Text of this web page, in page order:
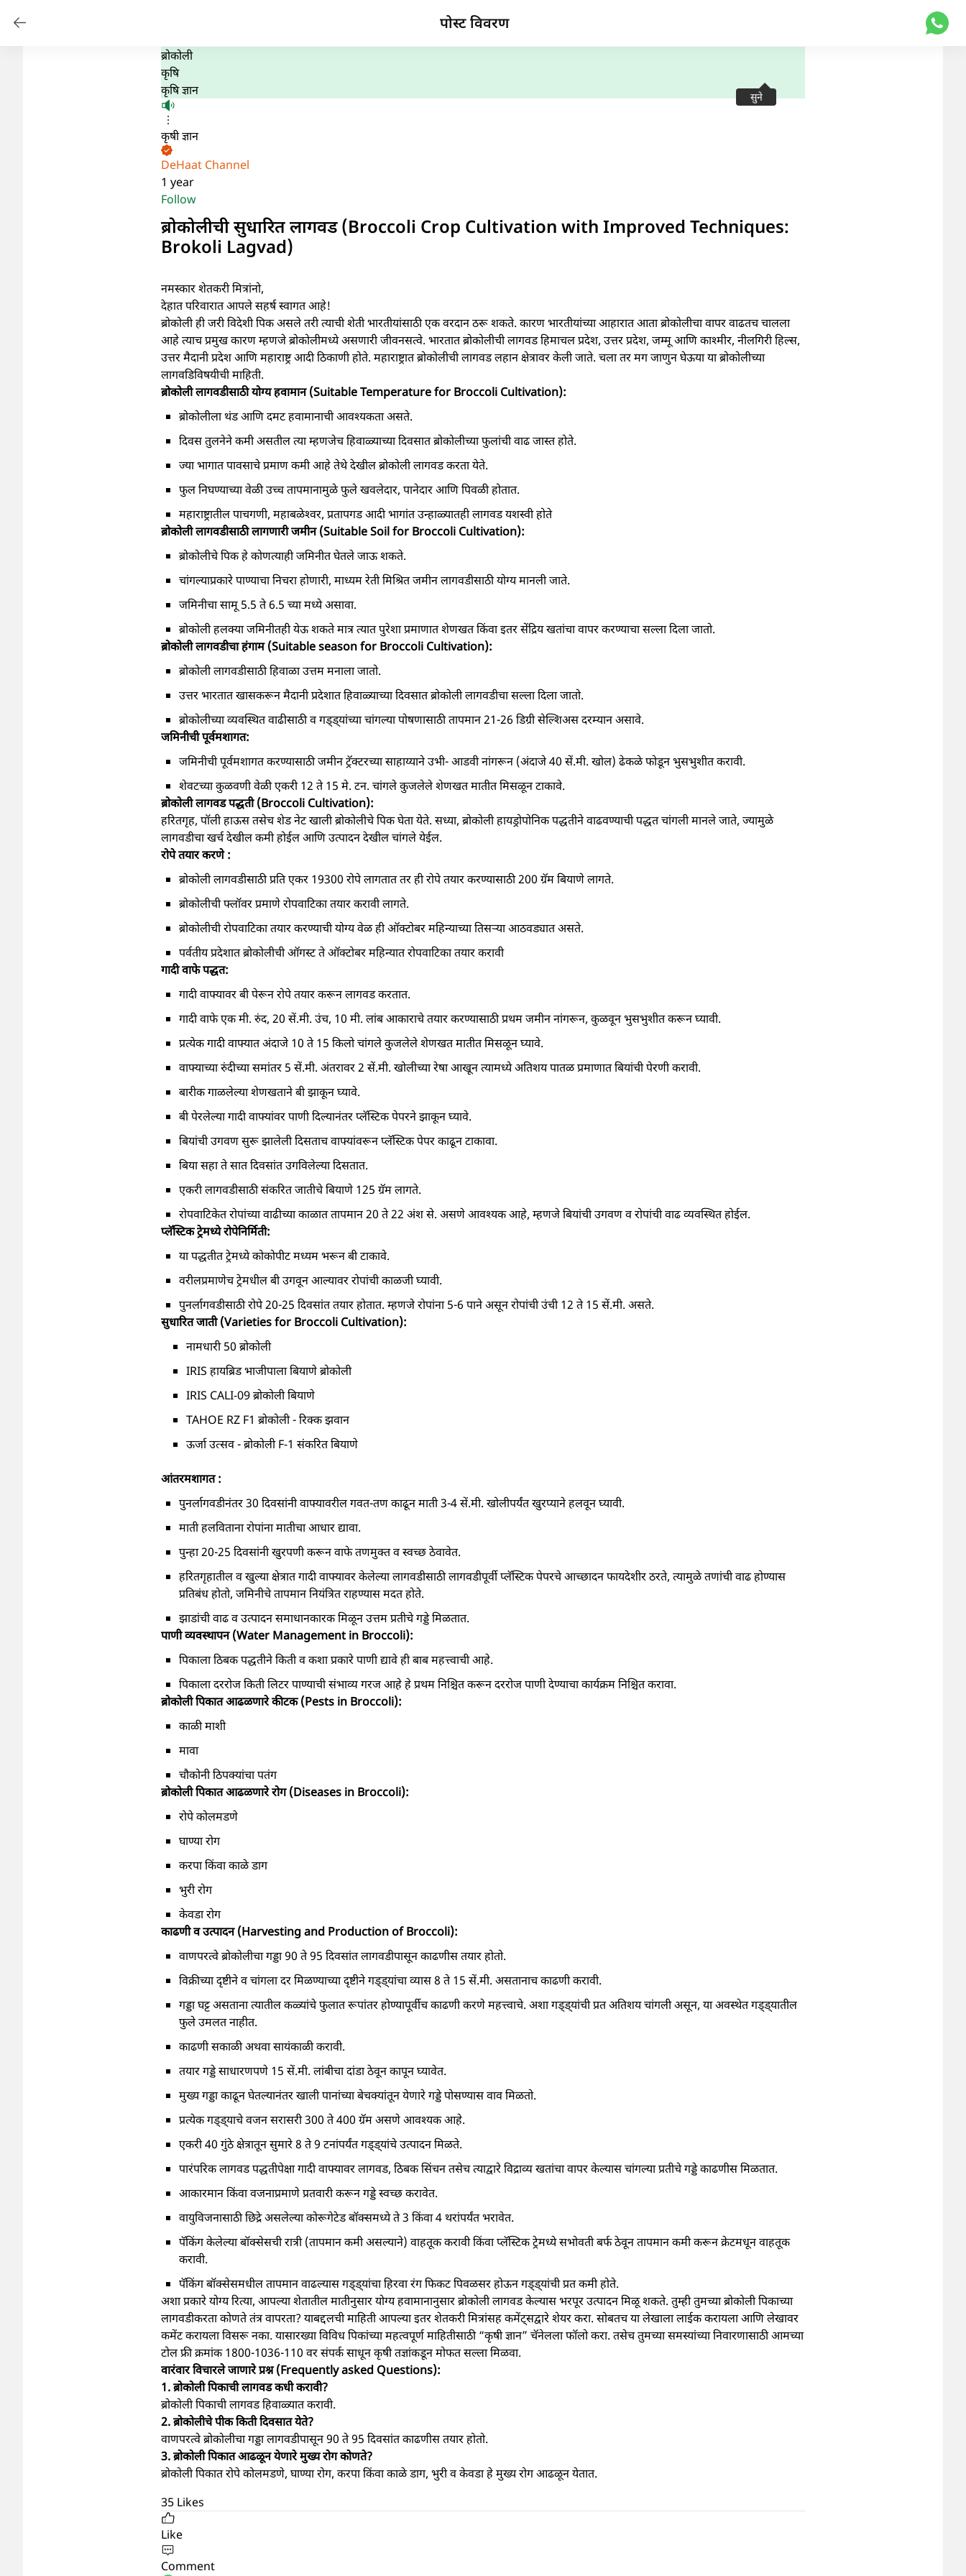
पोस्ट विवरण
सुने
ब्रोकोली
कृषि
कृषि ज्ञान
कृषी ज्ञान
DeHaat Channel
1 year
Follow
ब्रोकोलीची सुधारित लागवड (Broccoli Crop Cultivation with Improved Techniques:
Brokoli Lagvad)
नमस्कार शेतकरी मित्रांनो,
देहात परिवारात आपले सहर्ष स्वागत आहे!
ब्रोकोली ही जरी विदेशी पिक असले तरी त्याची शेती भारतीयांसाठी एक वरदान ठरू शकते. कारण भारतीयांच्या आहारात आता ब्रोकोलीचा वापर वाढतच चालला
आहे त्याच प्रमुख कारण म्हणजे ब्रोकोलीमध्ये असणारी जीवनसत्वे. भारतात ब्रोकोलीची लागवड हिमाचल प्रदेश, उत्तर प्रदेश, जम्मू आणि काश्‍मीर, नीलगिरी हिल्स,
उत्तर मैदानी प्रदेश आणि महाराष्ट्र आदी ठिकाणी होते. महाराष्ट्रात ब्रोकोलीची लागवड लहान क्षेत्रावर केली जाते. चला तर मग जाणुन घेऊया या ब्रोकोलीच्या
लागवडिविषयीची माहिती.
ब्रोकोली लागवडीसाठी योग्य हवामान (Suitable Temperature for Broccoli Cultivation):
ब्रोकोलीला थंड आणि दमट हवामानाची आवश्यकता असते.
दिवस तुलनेने कमी असतील त्या म्हणजेच हिवाळ्याच्या दिवसात ब्रोकोलीच्या फुलांची वाढ जास्त होते.
ज्या भागात पावसाचे प्रमाण कमी आहे तेथे देखील ब्रोकोली लागवड करता येते.
फुल निघण्याच्या वेळी उच्च तापमानामुळे फुले खवलेदार, पानेदार आणि पिवळी होतात.
महाराष्ट्रातील पाचगणी, महाबळेश्‍वर, प्रतापगड आदी भागांत उन्हाळ्यातही लागवड यशस्वी होते
ब्रोकोली लागवडीसाठी लागणारी जमीन (Suitable Soil for Broccoli Cultivation):
ब्रोकोलीचे पिक हे कोणत्याही जमिनीत घेतले जाऊ शकते.
चांगल्याप्रकारे पाण्याचा निचरा होणारी, माध्यम रेती मिश्रित जमीन लागवडीसाठी योग्य मानली जाते.
जमिनीचा सामू 5.5 ते 6.5 च्या मध्ये असावा.
ब्रोकोली हलक्या जमिनीतही येऊ शकते मात्र त्यात पुरेशा प्रमाणात शेणखत किंवा इतर सेंद्रिय खतांचा वापर करण्याचा सल्ला दिला जातो.
ब्रोकोली लागवडीचा हंगाम (Suitable season for Broccoli Cultivation):
ब्रोकोली लागवडीसाठी हिवाळा उत्तम मनाला जातो.
उत्तर भारतात खासकरून मैदानी प्रदेशात हिवाळ्याच्या दिवसात ब्रोकोली लागवडीचा सल्ला दिला जातो.
ब्रोकोलीच्या व्यवस्थित वाढीसाठी व गड्ड्यांच्या चांगल्या पोषणासाठी तापमान 21-26 डिग्री सेल्शिअस दरम्यान असावे.
जमिनीची पूर्वमशागत:
जमिनीची पूर्वमशागत करण्यासाठी जमीन ट्रॅक्‍टरच्या साहाय्याने उभी- आडवी नांगरून (अंदाजे 40 सें.मी. खोल) ढेकळे फोडून भुसभुशीत करावी.
शेवटच्या कुळवणी वेळी एकरी 12 ते 15 मे. टन. चांगले कुजलेले शेणखत मातीत मिसळून टाकावे.
ब्रोकोली लागवड पद्धती (Broccoli Cultivation):
हरितगृह, पॉली हाऊस तसेच शेड नेट खाली ब्रोकोलीचे पिक घेता येते. सध्या, ब्रोकोली हायड्रोपोनिक पद्धतीने वाढवण्याची पद्धत चांगली मानले जाते, ज्यामुळे
लागवडीचा खर्च देखील कमी होईल आणि उत्पादन देखील चांगले येईल.
रोपे तयार करणे :
ब्रोकोली लागवडीसाठी प्रति एकर 19300 रोपे लागतात तर ही रोपे तयार करण्यासाठी 200 ग्रॅम बियाणे लागते.
ब्रोकोलीची फ्लॉवर प्रमाणे रोपवाटिका तयार करावी लागते.
ब्रोकोलीची रोपवाटिका तयार करण्याची योग्य वेळ ही ऑक्टोबर महिन्याच्या तिसऱ्या आठवड्यात असते.
पर्वतीय प्रदेशात ब्रोकोलीची ऑगस्ट ते ऑक्टोबर महिन्यात रोपवाटिका तयार करावी
गादी वाफे पद्धत:
गादी वाफ्यावर बी पेरून रोपे तयार करून लागवड करतात.
गादी वाफे एक मी. रुंद, 20 सें.मी. उंच, 10 मी. लांब आकाराचे तयार करण्यासाठी प्रथम जमीन नांगरून, कुळवून भुसभुशीत करून घ्यावी.
प्रत्येक गादी वाफ्यात अंदाजे 10 ते 15 किलो चांगले कुजलेले शेणखत मातीत मिसळून घ्यावे.
वाफ्याच्या रुंदीच्या समांतर 5 सें.मी. अंतरावर 2 सें.मी. खोलीच्या रेषा आखून त्यामध्ये अतिशय पातळ प्रमाणात बियांची पेरणी करावी.
बारीक गाळलेल्या शेणखताने बी झाकून घ्यावे.
बी पेरलेल्या गादी वाफ्यांवर पाणी दिल्यानंतर प्लॅस्टिक पेपरने झाकून घ्यावे.
बियांची उगवण सुरू झालेली दिसताच वाफ्यांवरून प्लॅस्टिक पेपर काढून टाकावा.
बिया सहा ते सात दिवसांत उगविलेल्या दिसतात.
एकरी लागवडीसाठी संकरित जातीचे बियाणे 125 ग्रॅम लागते.
रोपवाटिकेत रोपांच्या वाढीच्या काळात तापमान 20 ते 22 अंश से. असणे आवश्‍यक आहे, म्हणजे बियांची उगवण व रोपांची वाढ व्यवस्थित होईल.
प्लॅस्टिक ट्रेमध्ये रोपेनिर्मिती:
या पद्धतीत ट्रेमध्ये कोकोपीट मध्यम भरून बी टाकावे.
वरीलप्रमाणेच ट्रेमधील बी उगवून आल्यावर रोपांची काळजी घ्यावी.
पुनर्लागवडीसाठी रोपे 20-25 दिवसांत तयार होतात. म्हणजे रोपांना 5-6 पाने असून रोपांची उंची 12 ते 15 सें.मी. असते.
सुधारित जाती (Varieties for Broccoli Cultivation):
नामधारी 50 ब्रोकोली
IRIS हायब्रिड भाजीपाला बियाणे ब्रोकोली
IRIS CALI-09 ब्रोकोली बियाणे
TAHOE RZ F1 ब्रोकोली - रिक्क झवान
ऊर्जा उत्सव - ब्रोकोली F-1 संकरित बियाणे
आंतरमशागत :
पुनर्लागवडीनंतर 30 दिवसांनी वाफ्यावरील गवत-तण काढून माती 3-4 सें.मी. खोलीपर्यंत खुरप्याने हलवून घ्यावी.
माती हलविताना रोपांना मातीचा आधार द्यावा.
पुन्हा 20-25 दिवसांनी खुरपणी करून वाफे तणमुक्त व स्वच्छ ठेवावेत.
हरितगृहातील व खुल्या क्षेत्रात गादी वाफ्यावर केलेल्या लागवडीसाठी लागवडीपूर्वी प्लॅस्टिक पेपरचे आच्छादन फायदेशीर ठरते, त्यामुळे तणांची वाढ होण्यास
प्रतिबंध होतो, जमिनीचे तापमान नियंत्रित राहण्यास मदत होते.
झाडांची वाढ व उत्पादन समाधानकारक मिळून उत्तम प्रतीचे गड्डे मिळतात.
पाणी व्यवस्थापन (Water Management in Broccoli):
पिकाला ठिबक पद्धतीने किती व कशा प्रकारे पाणी द्यावे ही बाब महत्त्वाची आहे.
पिकाला दररोज किती लिटर पाण्याची संभाव्य गरज आहे हे प्रथम निश्चित करून दररोज पाणी देण्याचा कार्यक्रम निश्चित करावा.
ब्रोकोली पिकात आढळणारे कीटक (Pests in Broccoli):
काळी माशी
मावा
चौकोनी ठिपक्यांचा पतंग
ब्रोकोली पिकात आढळणारे रोग (Diseases in Broccoli):
रोपे कोलमडणे
घाण्या रोग
करपा किंवा काळे डाग
भुरी रोग
केवडा रोग
काढणी व उत्पादन (Harvesting and Production of Broccoli):
वाणपरत्वे ब्रोकोलीचा गड्डा 90 ते 95 दिवसांत लागवडीपासून काढणीस तयार होतो.
विक्रीच्या दृष्टीने व चांगला दर मिळण्याच्या दृष्टीने गड्ड्यांचा व्यास 8 ते 15 सें.मी. असतानाच काढणी करावी.
गड्डा घट्ट असताना त्यातील कळ्यांचे फुलात रूपांतर होण्यापूर्वीच काढणी करणे महत्त्वाचे. अशा गड्ड्यांची प्रत अतिशय चांगली असून, या अवस्थेत गड्ड्यातील
फुले उमलत नाहीत.
काढणी सकाळी अथवा सायंकाळी करावी.
तयार गड्डे साधारणपणे 15 सें.मी. लांबीचा दांडा ठेवून कापून घ्यावेत.
मुख्य गड्डा काढून घेतल्यानंतर खाली पानांच्या बेचक्‍यांतून येणारे गड्डे पोसण्यास वाव मिळतो.
प्रत्येक गड्ड्याचे वजन सरासरी 300 ते 400 ग्रॅम असणे आवश्‍यक आहे.
एकरी 40 गुंठे क्षेत्रातून सुमारे 8 ते 9 टनांपर्यंत गड्ड्यांचे उत्पादन मिळते.
पारंपरिक लागवड पद्धतीपेक्षा गादी वाफ्यावर लागवड, ठिबक सिंचन तसेच त्याद्वारे विद्राव्य खतांचा वापर केल्यास चांगल्या प्रतीचे गड्डे काढणीस मिळतात.
आकारमान किंवा वजनाप्रमाणे प्रतवारी करून गड्डे स्वच्छ करावेत.
वायुविजनासाठी छिद्रे असलेल्या कोरूगेटेड बॉक्‍समध्ये ते 3 किंवा 4 थरांपर्यंत भरावेत.
पॅकिंग केलेल्या बॉक्‍सेसची रात्री (तापमान कमी असल्याने) वाहतूक करावी किंवा प्लॅस्टिक ट्रेमध्ये सभोवती बर्फ ठेवून तापमान कमी करून क्रेटमधून वाहतूक
करावी.
पॅकिंग बॉक्‍सेसमधील तापमान वाढल्यास गड्ड्यांचा हिरवा रंग फिकट पिवळसर होऊन गड्ड्यांची प्रत कमी होते.
अशा प्रकारे योग्य रित्या, आपल्या शेतातील मातीनुसार योग्य हवामानानुसार ब्रोकोली लागवड केल्यास भरपूर उत्पादन मिळू शकते. तुम्ही तुमच्या ब्रोकोली पिकाच्या
लागवडीकरता कोणते तंत्र वापरता? याबद्दलची माहिती आपल्या इतर शेतकरी मित्रांसह कमेंट्सद्वारे शेयर करा. सोबतच या लेखाला लाईक करायला आणि लेखावर
कमेंट करायला विसरू नका. यासारख्या विविध पिकांच्या महत्वपूर्ण माहितीसाठी “कृषी ज्ञान” चॅनेलला फॉलो करा. तसेच तुमच्या समस्यांच्या निवारणासाठी आमच्या
टोल फ्री क्रमांक 1800-1036-110 वर संपर्क साधून कृषी तज्ञांकडून मोफत सल्ला मिळवा.
वारंवार विचारले जाणारे प्रश्न (Frequently asked Questions):
1. ब्रोकोली पिकाची लागवड कधी करावी?
ब्रोकोली पिकाची लागवड हिवाळ्यात करावी.
2. ब्रोकोलीचे पीक किती दिवसात येते?
वाणपरत्वे ब्रोकोलीचा गड्डा लागवडीपासून 90 ते 95 दिवसांत काढणीस तयार होतो.
3. ब्रोकोली पिकात आढळून येणारे मुख्य रोग कोणते?
ब्रोकोली पिकात रोपे कोलमडणे, घाण्या रोग, करपा किंवा काळे डाग, भुरी व केवडा हे मुख्य रोग आढळून येतात.
35 Likes
Like
Comment